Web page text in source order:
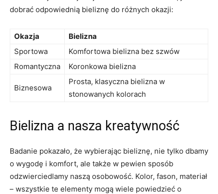
dobrać odpowiednią bieliznę do różnych okazji:
Okazja
Bielizna
Sportowa
Komfortowa ​bielizna bez szwów
Romantyczna
Koronkowa bielizna
Biznesowa
Prosta, klasyczna bielizna w
stonowanych kolorach
Bielizna‍ a nasza kreatywność
Badanie ⁢pokazało, że ⁣wybierając⁤ bieliznę, nie⁢ tylko dbamy
o wygodę i ​komfort, ale także w pewien sposób
odzwierciedlamy ​naszą osobowość. Kolor, fason, materiał​
– wszystkie te elementy mogą wiele powiedzieć o